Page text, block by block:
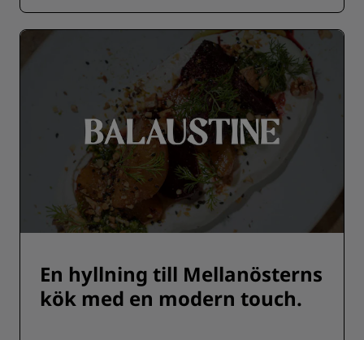
En hyllning till Mellanösterns
kök med en modern touch.